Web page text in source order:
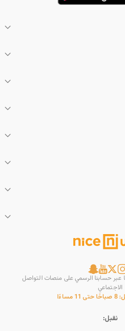
عبر حسابنا الرسمي على منصات التواصل
الاجتماعي
نقبل: